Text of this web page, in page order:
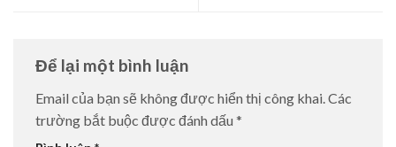
Để lại một bình luận
Email của bạn sẽ không được hiển thị công khai.Các
trường bắt buộc được đánh dấu *